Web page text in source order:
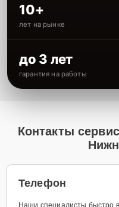
10+
лет на рынке
до 3 лет
гарантия на работы
Контакты
Телефон
Наши специалисты быстро